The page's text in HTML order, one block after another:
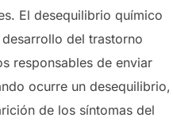
El desequilibrio químico
del trastorno
responsables de enviar
ocurre un desequilibrio,
de los síntomas del